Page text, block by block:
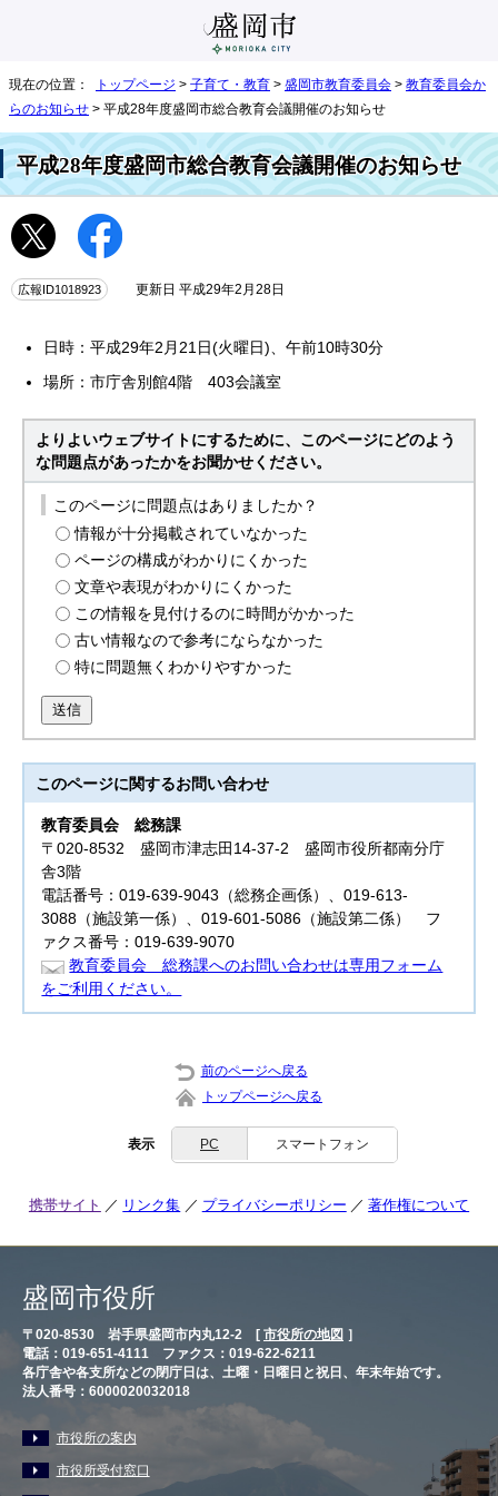
現在の位置： トップページ > 子育て・教育 > 盛岡市教育委員会 > 教育委員会か
らのお知らせ > 平成28年度盛岡市総合教育会議開催のお知らせ
平成28年度盛岡市総合教育会議開催のお知らせ
広報ID1018923 更新日 平成29年2月28日
日時：平成29年2月21日(火曜日)、午前10時30分
場所：市庁舎別館4階 403会議室
よりよいウェブサイトにするために、このページにどのよう
な問題点があったかをお聞かせください。
このページに問題点はありましたか？
情報が十分掲載されていなかった
ページの構成がわかりにくかった
文章や表現がわかりにくかった
この情報を見付けるのに時間がかかった
古い情報なので参考にならなかった
特に問題無くわかりやすかった
送信
このページに関するお問い合わせ
教育委員会総務課
〒020-8532 盛岡市津志田14-37-2 盛岡市役所都南分庁
舎3階
電話番号：019-639-9043（総務企画係）、019-613-
3088（施設第一係）、019-601-5086（施設第二係） フ
ァクス番号：019-639-9070
教育委員会 総務課へのお問い合わせは専用フォーム
をご利用ください。
前のページへ戻る
トップページへ戻る
表示 PC スマートフォン
携帯サイト リンク集 プライバシーポリシー 著作権について
盛岡市役所
〒020-8530 岩手県盛岡市内丸12-2 [ 市役所の地図 ］
電話：019-651-4111 ファクス：019-622-6211
各庁舎や各支所などの閉庁日は、土曜・日曜日と祝日、年末年始です。
法人番号：6000020032018
市役所の案内
市役所受付窓口